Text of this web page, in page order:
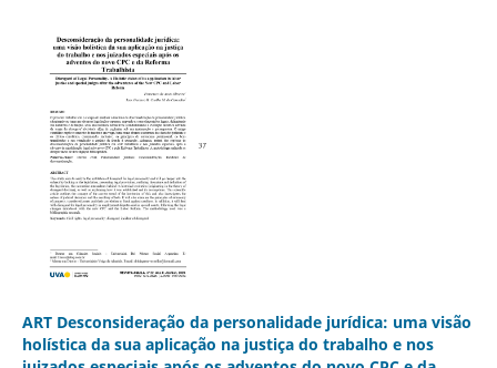
ART Desconsideração da personalidade jurídica: uma visão
holística da sua aplicação na justiça do trabalho e nos